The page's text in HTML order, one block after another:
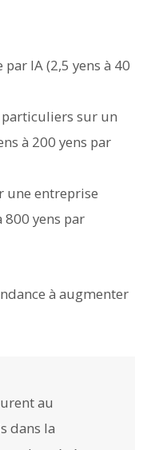
IA (2,5 yens à 40
sur un
à 200 yens par
une entreprise
800 yens par
à augmenter
au
dans la